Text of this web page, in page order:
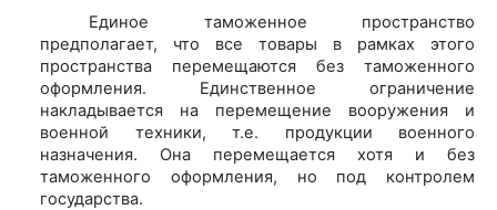
Единое таможенное пространство
предполагает, что все товары в рамках этого
пространства перемещаются без таможенного
оформления. Единственное ограничение
накладывается на перемещение вооружения и
военной техники, т.е. продукции военного
назначения. Она перемещается хотя и без
таможенного оформления, но под контролем
государства.